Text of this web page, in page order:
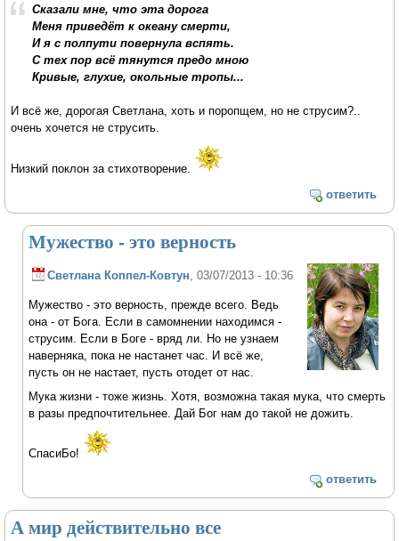
Сказали мне, что эта дорога
Меня приведёт к океану смерти,
И я с полпути повернула вспять.
С тех пор всё тянутся предо мною
Кривые, глухие, окольные тропы...
И всё же, дорогая Светлана, хоть и поропщем, но не струсим?..
очень хочется не струсить.
Низкий поклон за стихотворение.
ответить
Мужество - это верность
Светлана Коппел-Ковтун, 03/07/2013 - 10:36
Мужество - это верность, прежде всего. Ведь
она - от Бога. Если в самомнении находимся -
струсим. Если в Боге - вряд ли. Но не узнаем
наверняка, пока не настанет час. И всё же,
пусть он не настает, пусть отодет от нас.
Мука жизни - тоже жизнь. Хотя, возможна такая мука, что смерть
в разы предпочтительнее. Дай Бог нам до такой не дожить.
СпасиБо!
ответить
А мир действительно все